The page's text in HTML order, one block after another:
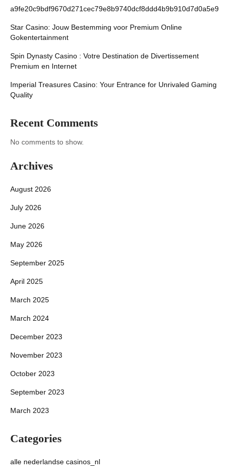
Star Casino: Jouw Bestemming voor Premium Online
Gokentertainment
Spin Dynasty Casino : Votre Destination de Divertissement
Premium en Internet
Imperial Treasures Casino: Your Entrance for Unrivaled Gaming
Quality
Recent Comments
No comments to show.
Archives
August 2026
July 2026
June 2026
May 2026
September 2025
April 2025
March 2025
March 2024
December 2023
November 2023
October 2023
September 2023
March 2023
Categories
alle nederlandse casinos_nl